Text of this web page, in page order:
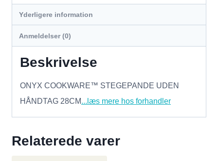
Yderligere information
Anmeldelser (0)
Beskrivelse
ONYX COOKWARE™ STEGEPANDE UDEN
HÅNDTAG 28CM...læs mere hos forhandler
Relaterede varer